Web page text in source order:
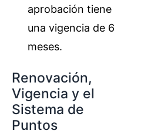
aprobación tiene
una vigencia de 6
meses.
Renovación,
Vigencia y el
Sistema de
Puntos